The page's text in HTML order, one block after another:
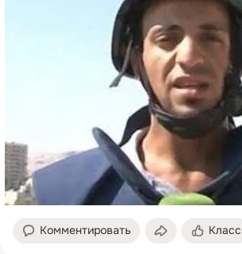
Комментировать Класс